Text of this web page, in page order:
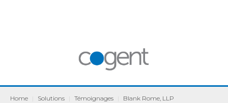
Home Solutions Témoignages Blank Rome, LLP